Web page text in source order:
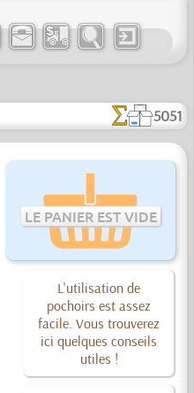
5051
LE PANIER EST VIDE
L'utilisation de
pochoirs est assez
facile. Vous trouverez
ici quelques conseils
utiles !